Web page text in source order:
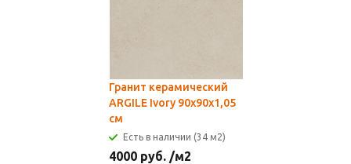
Гранит керамический
ARGILE Ivory 90x90х1,05
см
Есть в наличии (34 м2)
4000 руб. /м2